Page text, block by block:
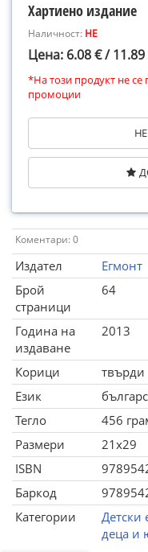
Хартиено издание
Наличност: НЕ
Цена: 6.08 € /
*На този продукт не се
промоции
Коментари: 0
Издател
Егмонт
Брой
страници
64
Година на
издаване
2013
Корици
твърди
Език
Тегло
456
Размери
21x29
ISBN
Баркод
Категории
Детски
деца и